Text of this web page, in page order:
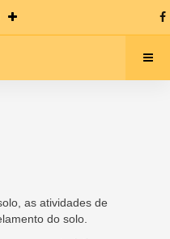
as atividades de
do solo.